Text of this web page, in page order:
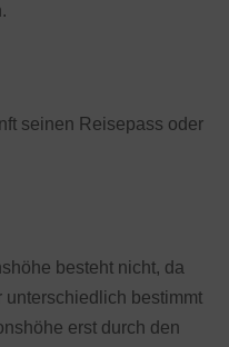
seinen Reisepass oder
besteht nicht, da
bestimmt
erst durch den